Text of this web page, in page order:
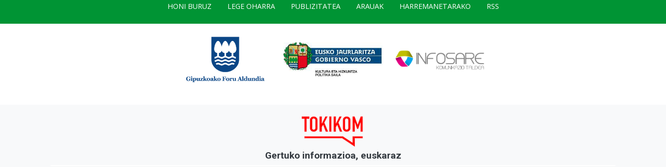
HONI BURUZ LEGE OHARRA PUBLIZITATEA ARAUAK HARREMANETARAKO RSS
Gertuko informazioa, euskaraz